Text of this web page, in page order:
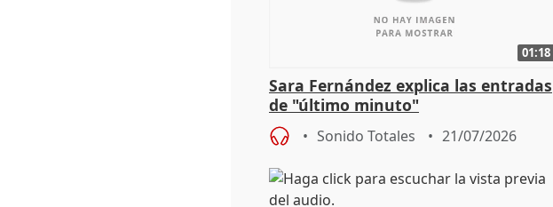
01:18
Sara Fernández explica las entradas
de "último minuto"
Sonido Totales 21/07/2026